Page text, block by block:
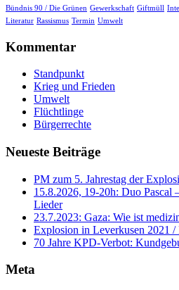
Bündnis 90 / Die Grünen Gewerkschaft Giftmüll
Literatur Rassismus Termin Umwelt
Kommentar
Standpunkt
Krieg und Frieden
Umwelt
Flüchtlinge
Bürgerrechte
Neueste Beiträge
PM zum 5. Jahrestag der
15.8.2026, 19-20h: Duo Pascal
Lieder
23.7.2023: Gaza: Wie ist
Explosion in Leverkusen 2021 /
70 Jahre KPD‑Verbot:
Meta